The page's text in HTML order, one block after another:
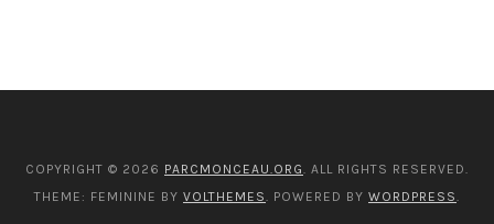
COPYRIGHT © 2026 PARCMONCEAU.ORG. ALL RIGHTS RESERVED.
THEME: FEMININE BY VOLTHEMES. POWERED BY WORDPRESS.